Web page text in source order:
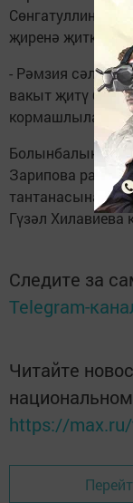
Сөнгатуллина
җиренә
- Рәмзия
вакыт җитү
кормашлылар.
Болынбалыкчы
Зарипова район
тантанасына
Гүзәл
Следите за
Telegram-
Читайте
https://